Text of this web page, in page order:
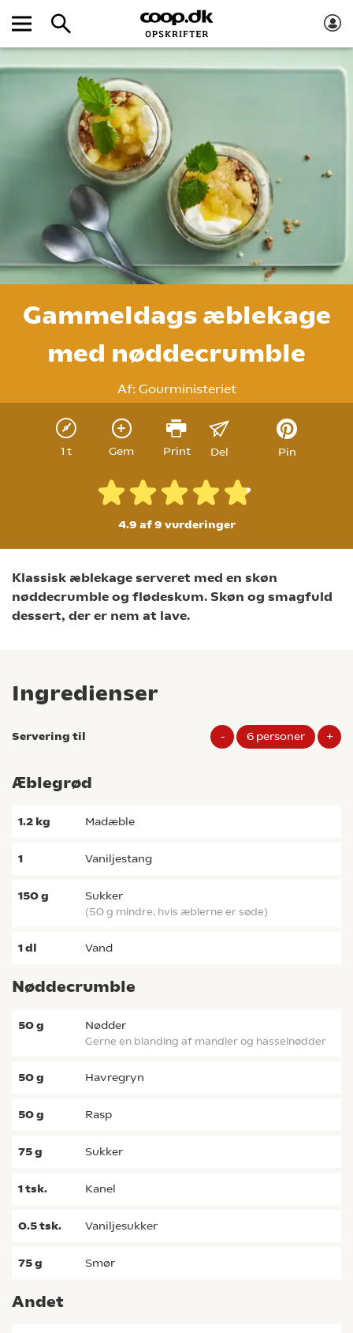
Gammeldags æblekage
med nøddecrumble
Af: Gourministeriet
1 t Gem Print Del Pin
4.9 af 9 vurderinger
Klassisk æblekage serveret med en skøn
nøddecrumble og flødeskum. Skøn og smagfuld
dessert, der er nem at lave.
Ingredienser
Servering til - 6 personer +
Æblegrød
1.2 kg madæble
1 vaniljestang
150g sukker
(50 g mindre, hvis æblerne er søde)
1dl vand
Nøddecrumble
50g nødder
gerne en blanding af mandler og hasselnødder
50g havregryn
50g rasp
75g sukker
1tsk. kanel
0.5tsk. vaniljesukker
75g smør
Andet